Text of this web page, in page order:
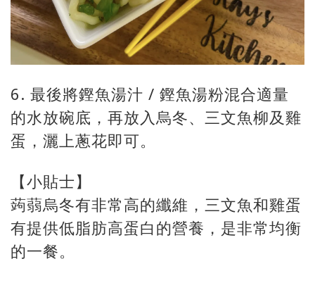
6. 最後將鏗魚湯汁 / 鏗魚湯粉混合適量
的水放碗底，再放入烏冬、三文魚柳及雞
蛋，灑上蔥花即可。
【小貼士】
蒟蒻烏冬有非常高的纖維，三文魚和雞蛋
有提供低脂肪高蛋白的營養，是非常均衡
的一餐。